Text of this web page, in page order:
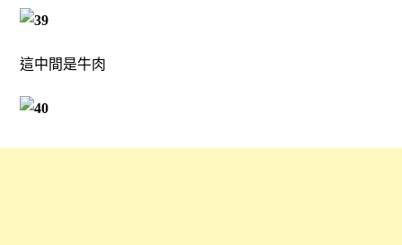
這中間是牛肉